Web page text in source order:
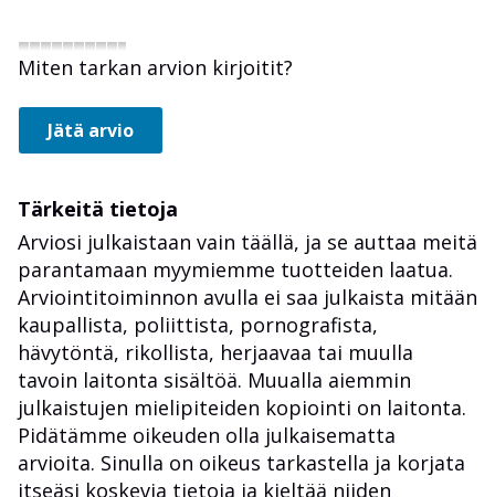
Miten tarkan arvion kirjoitit?
Jätä arvio
Tärkeitä tietoja
Arviosi julkaistaan vain täällä, ja se auttaa meitä
parantamaan myymiemme tuotteiden laatua.
Arviointitoiminnon avulla ei saa julkaista mitään
kaupallista, poliittista, pornografista,
hävytöntä, rikollista, herjaavaa tai muulla
tavoin laitonta sisältöä. Muualla aiemmin
julkaistujen mielipiteiden kopiointi on laitonta.
Pidätämme oikeuden olla julkaisematta
arvioita. Sinulla on oikeus tarkastella ja korjata
itseäsi koskevia tietoja ja kieltää niiden